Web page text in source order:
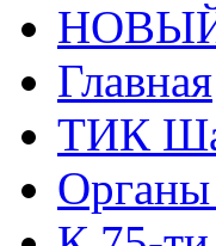
Главная
ТИК
Органы